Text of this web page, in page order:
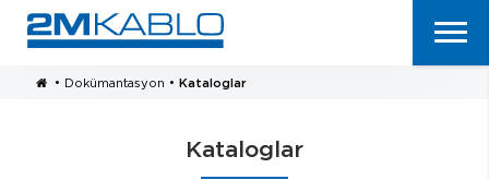
• Dokümantasyon • Kataloglar
Kataloglar